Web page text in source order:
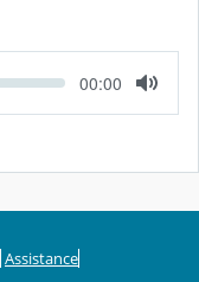
T
m
u
00:00
Assistance